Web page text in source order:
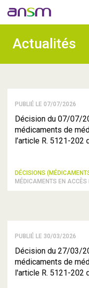
Actualités
PUBLIÉ LE 07/07/2026
Décision du 07/07/
médicaments de
l’article R. 5121-202
DÉCISIONS
MÉDICAMENTS EN
PUBLIÉ LE 30/03/2026
Décision du 27/03/
médicaments de
l'article R. 5121-202